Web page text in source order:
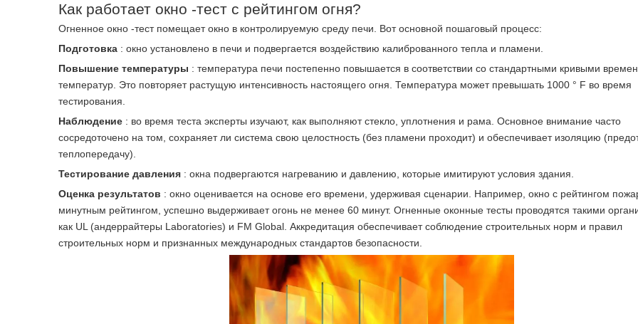
Как работает окно -тест с рейтингом огня?
Огненное окно -тест помещает окно в контролируемую среду печи. Вот основной пошаговый процесс:
Подготовка : окно установлено в печи и подвергается воздействию калиброванного тепла и пламени.
Повышение температуры : температура печи постепенно повышается в соответствии со стандартными кривыми
температур. Это повторяет растущую интенсивность настоящего огня. Температура может превышать 1000 ° F во время
тестирования.
Наблюдение : во время теста эксперты изучают, как выполняют стекло, уплотнения и рама. Основное внимание часто
сосредоточено на том, сохраняет ли система свою целостность (без пламени проходит) и обеспечивает изоляцию
теплопередачу).
Тестирование давления : окна подвергаются нагреванию и давлению, которые имитируют условия здания.
Оценка результатов : окно оценивается на основе его времени, удерживая сценарии. Например, окно с рейтингом
минутным рейтингом, успешно выдерживает огонь не менее 60 минут. Огненные оконные тесты проводятся такими
как UL (андеррайтеры Laboratories) и FM Global. Аккредитация обеспечивает соблюдение строительных норм и правил
строительных норм и признанных международных стандартов безопасности.